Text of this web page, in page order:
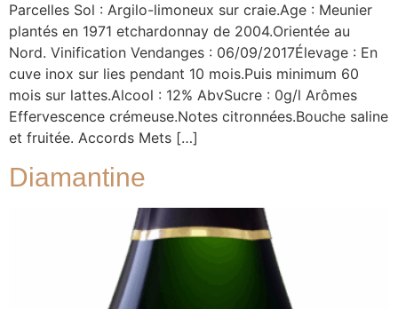
Parcelles Sol : Argilo-limoneux sur craie.Age : Meunier
plantés en 1971 etchardonnay de 2004.Orientée au
Nord. Vinification Vendanges : 06/09/2017Élevage : En
cuve inox sur lies pendant 10 mois.Puis minimum 60
mois sur lattes.Alcool : 12% AbvSucre : 0g/l Arômes
Effervescence crémeuse.Notes citronnées.Bouche saline
et fruitée. Accords Mets […]
Diamantine